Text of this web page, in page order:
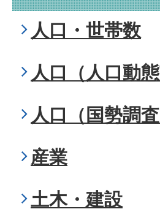
人口・世帯数
人口（人口動態
人口（国勢調査
産業
土木・建設